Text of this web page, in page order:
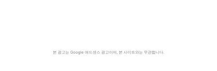
본 광고는 Google 애드센스 광고이며, 본 사이트와는 무관합니다.